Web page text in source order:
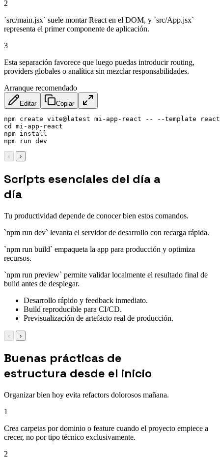
2
`src/main.jsx` suele montar React en el DOM, y `src/App.jsx`
representa el primer componente de aplicación.
3
Esta separación favorece que luego puedas introducir routing,
providers globales o analítica sin mezclar responsabilidades.
Arranque recomendado
Editar Copiar
npm create vite@latest mi-app-react -- --template react
cd mi-app-react
npm install
npm run dev
‹ ›
Scripts esenciales del día a
día
Tu productividad depende de conocer bien estos comandos.
`npm run dev` levanta el servidor de desarrollo con recarga rápida.
`npm run build` empaqueta la app para producción y optimiza
recursos.
`npm run preview` permite validar localmente el resultado final de
build antes de desplegar.
Desarrollo rápido y feedback inmediato.
Build reproducible para CI/CD.
Previsualización de artefacto real de producción.
‹ ›
Buenas prácticas de
estructura desde el inicio
Organizar bien hoy evita refactors dolorosos mañana.
1
Crea carpetas por dominio o feature cuando el proyecto empiece a
crecer, no por tipo técnico exclusivamente.
2